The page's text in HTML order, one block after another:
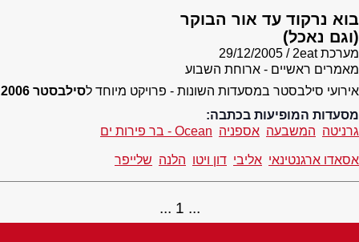
בוא נרקוד עד אור הבוקר
(וגם נאכל)
מערכת 2eat
29/12/2005
מאמרים ראשיים - ארוחת השבוע
אירועי סילבסטר במסעדות השונות - פרויקט מיוחד לסילבסטר 2006
מסעדות המופיעות בכתבה:
גרניטה המשבעה אספניה Ocean - בר פירות ים
אסאדו ארגנטינאי אליבי דון ויטו הלנה שלייפר
1